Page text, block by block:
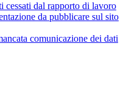
cessati dal rapporto di lavoro
da pubblicare sul sito
comunicazione dei dati